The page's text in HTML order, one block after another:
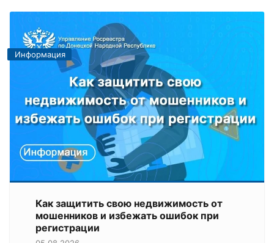
Информация
Как защитить свою недвижимость от
мошенников и избежать ошибок при
регистрации